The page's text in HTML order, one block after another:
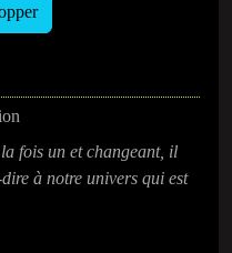
fois un et changeant, il
à notre univers qui est